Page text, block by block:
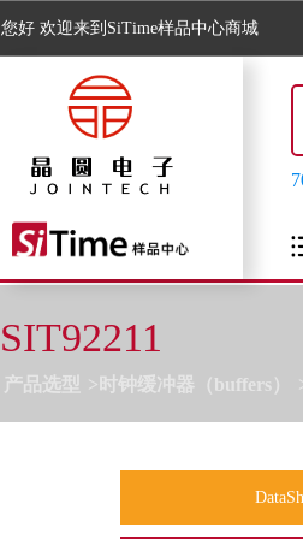
您好 欢迎来到SiTime样品中心商城
SIT92211
产品选型 时钟缓冲器（buffers）